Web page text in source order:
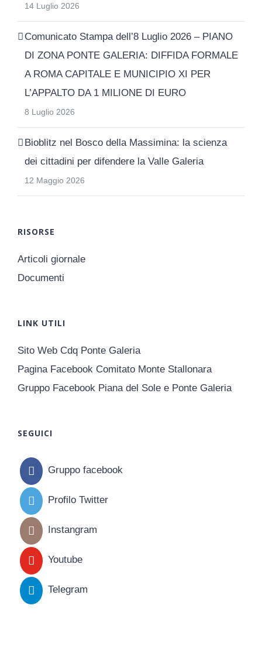
14 Luglio 2026
Comunicato Stampa dell’8 Luglio 2026 – PIANO
DI ZONA PONTE GALERIA: DIFFIDA FORMALE
A ROMA CAPITALE E MUNICIPIO XI PER
L’APPALTO DA 1 MILIONE DI EURO
8 Luglio 2026
Bioblitz nel Bosco della Massimina: la scienza
dei cittadini per difendere la Valle Galeria
12 Maggio 2026
RISORSE
Articoli giornale
Documenti
LINK UTILI
Sito Web Cdq Ponte Galeria
Pagina Facebook Comitato Monte Stallonara
Gruppo Facebook Piana del Sole e Ponte Galeria
SEGUICI
Gruppo facebook
Profilo Twitter
Instangram
Youtube
Telegram